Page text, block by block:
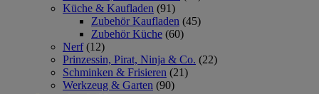
Küche & Kaufladen (91)
Zubehör Kaufladen (45)
Zubehör Küche (60)
Nerf (12)
Prinzessin, Pirat, Ninja & Co. (22)
Schminken & Frisieren (21)
Werkzeug & Garten (90)